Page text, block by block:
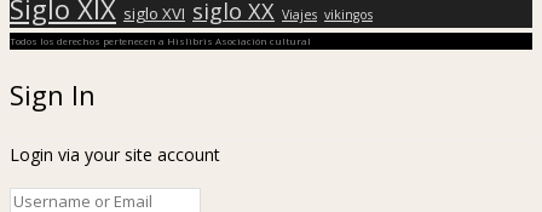
Siglo XIX siglo XVI siglo XX Viajes vikingos
Todos los derechos pertenecen a Hislibris Asociación cultural
Sign In
Login via your site account